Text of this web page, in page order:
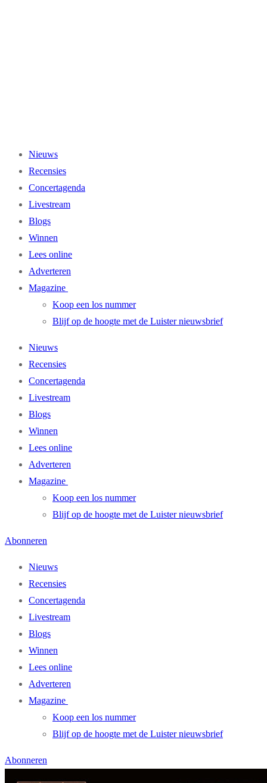
Nieuws
Recensies
Concertagenda
Livestream
Blogs
Winnen
Lees online
Adverteren
Magazine
Koop een los nummer
Blijf op de hoogte met de Luister nieuwsbrief
Nieuws
Recensies
Concertagenda
Livestream
Blogs
Winnen
Lees online
Adverteren
Magazine
Koop een los nummer
Blijf op de hoogte met de Luister nieuwsbrief
Abonneren
Nieuws
Recensies
Concertagenda
Livestream
Blogs
Winnen
Lees online
Adverteren
Magazine
Koop een los nummer
Blijf op de hoogte met de Luister nieuwsbrief
Abonneren